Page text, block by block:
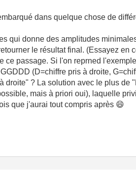
dans quelque chose de
qui donne des amplitudes
le résultat final. (Essayez en
ce passage. Si l'on reprned
(D=chiffre pris à droite,
droite" ? La solution avec le plus
mais à priori oui), laquelle
que j'aurai tout compris après 😄